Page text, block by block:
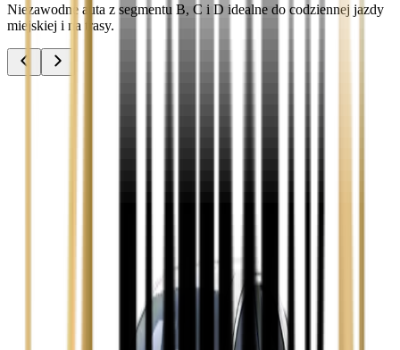
Niezawodne auta z segmentu B, C i D idealne do codziennej jazdy
miejskiej i na trasy.